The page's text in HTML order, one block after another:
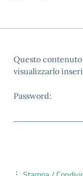
Questo
visualizzarlo
Password: